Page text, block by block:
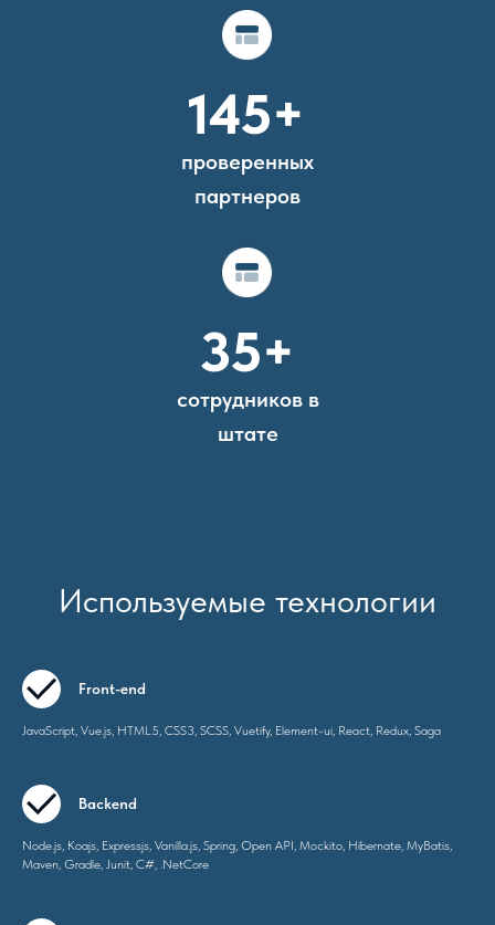
145+
проверенных
партнеров
35+
сотрудников в
штате
Используемые технологии
Front-end
JavaScript, Vue.js, HTML5, CSS3, SCSS, Vuetify, Element-ui, React, Redux, Saga
Backend
Node.js, Koajs, Expressjs, Vanilla.js, Spring, Open API, Mockito, Hibernate, MyBatis,
Maven, Gradle, Junit, C#, .NetCore